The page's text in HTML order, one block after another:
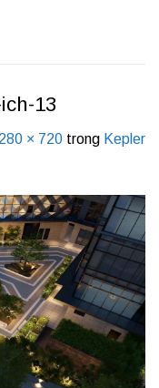
13
× 720 trong Kepler